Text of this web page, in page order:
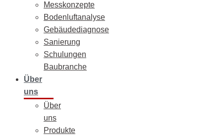
Messkonzepte
Bodenluftanalyse
Gebäudediagnose
Sanierung
Schulungen
Baubranche
Über
uns
Über
uns
Produkte